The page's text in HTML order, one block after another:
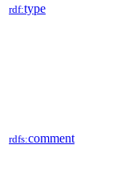
rdf:type
rdfs:comment